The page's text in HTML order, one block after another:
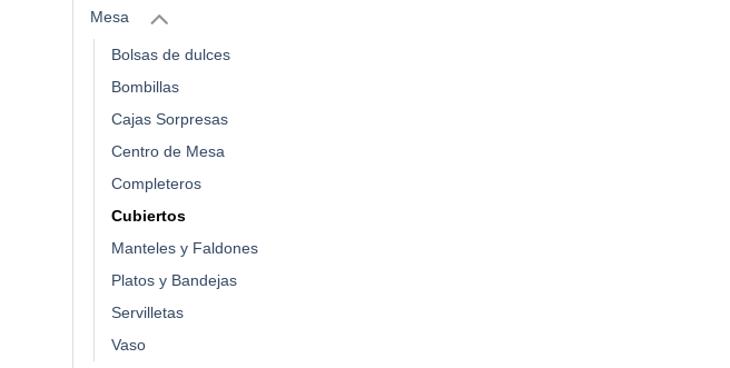
Mesa
Bolsas de dulces
Bombillas
Cajas Sorpresas
Centro de Mesa
Completeros
Cubiertos
Manteles y Faldones
Platos y Bandejas
Servilletas
Vaso